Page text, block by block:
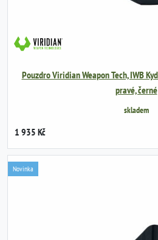
Pouzdro Viridian Weapon Tech, IWB
pravé, černé
skladem
1 935 Kč
Novinka